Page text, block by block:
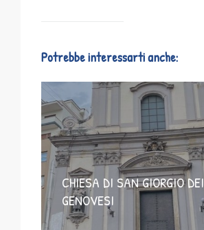
Potrebbe interessarti anche:
CHIESA DI SAN GIORGIO DEI
GENOVESI